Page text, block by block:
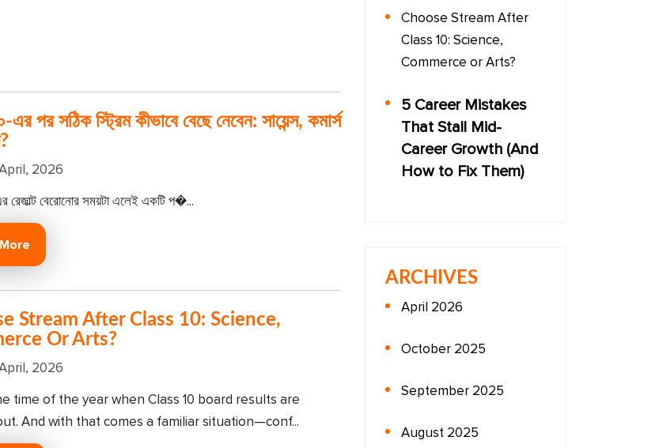
পর সঠিক স্ট্রিম কীভাবে বেছে নেবেন: সায়েন্স, কমার্স
2026
রেজাল্ট বেরোনোর সময়টা এলেই একটি প�...
Stream After Class 10: Science,
Or Arts?
2026
time of the year when Class 10 board results are
And with that comes a familiar situation—conf...
Choose Stream After
Class 10: Science,
Commerce or Arts?
5 Career Mistakes
That Stall Mid-
Career Growth (And
How to Fix Them)
ARCHIVES
April 2026
October 2025
September 2025
August 2025